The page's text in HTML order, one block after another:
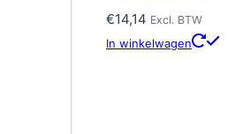
€14,14 Excl. BTW
In winkelwagen